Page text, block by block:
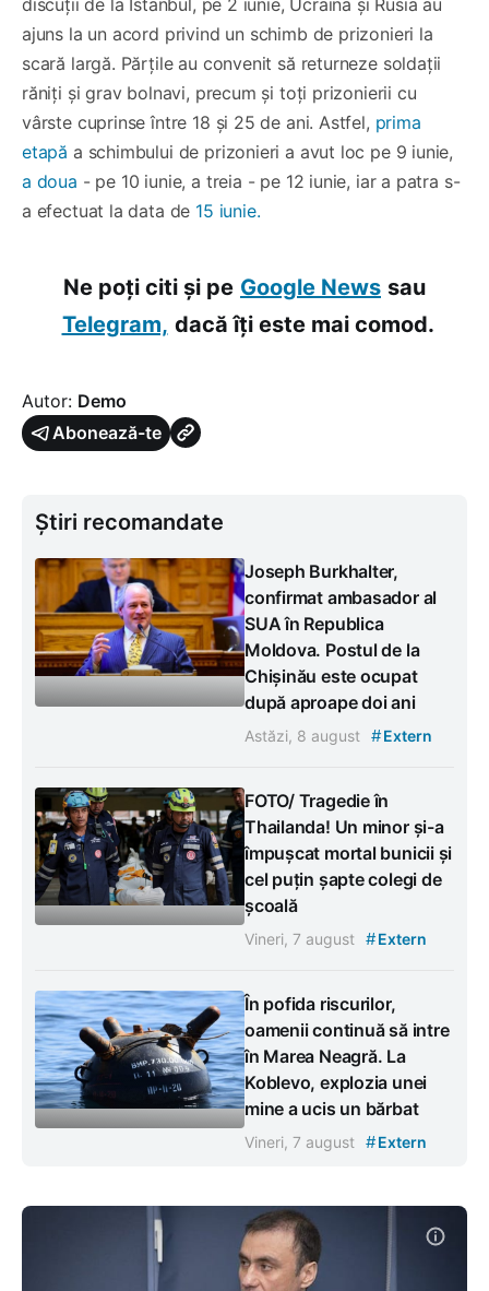
ajuns la un acord privind un schimb de prizonieri la
scară largă. Părțile au convenit să returneze soldații
răniți și grav bolnavi, precum și toți prizonierii cu
vârste cuprinse între 18 și 25 de ani. Astfel, prima
etapă a schimbului de prizonieri a avut loc pe 9 iunie,
a doua - pe 10 iunie, a treia - pe 12 iunie, iar a patra s-
a efectuat la data de 15 iunie.
Ne poți citi și pe Google News sau
Telegram, dacă îți este mai comod.
Autor: Demo
Abonează-te
Știri recomandate
Joseph Burkhalter,
confirmat ambasador al
SUA în Republica
Moldova. Postul de la
Chișinău este ocupat
după aproape doi ani
Astăzi, 8 august #Extern
FOTO/ Tragedie în
Thailanda! Un minor și-a
împușcat mortal bunicii și
cel puțin șapte colegi de
școală
Vineri, 7 august #Extern
În pofida riscurilor,
oamenii continuă să intre
în Marea Neagră. La
Koblevo, explozia unei
mine a ucis un bărbat
Vineri, 7 august #Extern